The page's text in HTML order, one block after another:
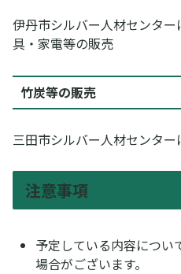
伊丹市シルバー人材センタ
具・家電等の販売
竹炭等の販売
三田市シルバー人材センタ
注意事項
予定している内容につい
場合がございます。